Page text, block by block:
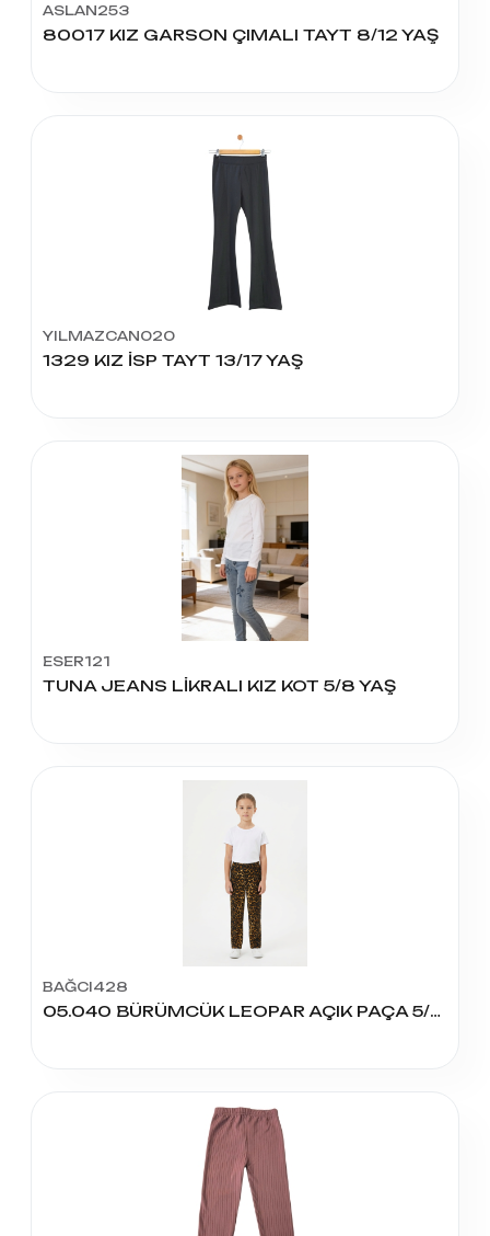
ASLAN253
80017 KIZ GARSON ÇIMALI TAYT 8/12 YAŞ
YILMAZCAN020
1329 KIZ İSP TAYT 13/17 YAŞ
ESER121
TUNA JEANS LİKRALI KIZ KOT 5/8 YAŞ
BAĞCI428
05.040 BÜRÜMCÜK LEOPAR AÇIK PAÇA 5/8 YAŞ